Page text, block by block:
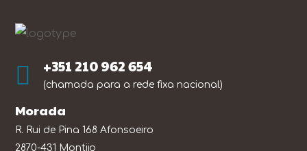
+351 210 962 654
(chamada para a rede fixa nacional)
Morada
R. Rui de Pina 168 Afonsoeiro
2870-431 Montijo